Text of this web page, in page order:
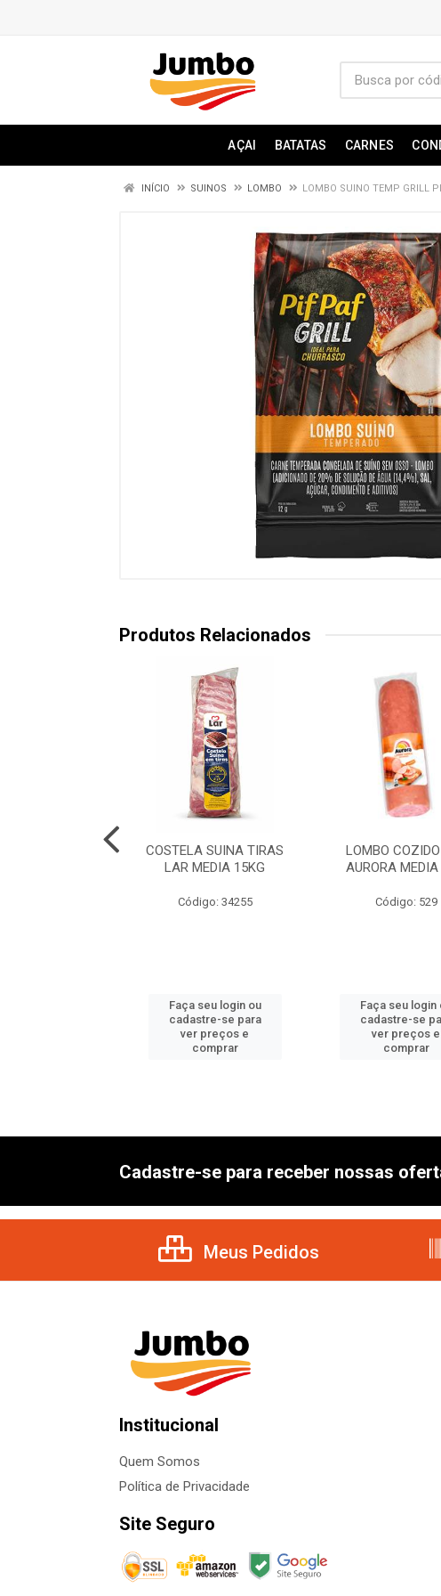
AÇAI BATATAS CARNES
INÍCIO SUINOS LOMBO LOMBO SUINO TEMP GRILL
Produtos Relacionados
COSTELA SUINA TIRAS
LAR MEDIA 15KG
Código: 34255
Faça seu login ou
cadastre-se para
ver preços e
comprar
LOMBO
AURORA MEDIA
Código: 529
Faça seu login
cadastre-se
ver preços e
comprar
Cadastre-se para receber nossas
Meus Pedidos
Institucional
Quem Somos
Política de Privacidade
Site Seguro